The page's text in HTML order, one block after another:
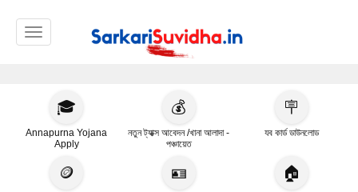
Toggle navigation
🎓
Annapurna Yojana
Apply
💰
নতুন ট্যাক্স আবেদন /খানা আলাদা -
পঞ্চায়েত
🪧
যব কার্ড ডাউনলোড
🪙 🪪 🏠